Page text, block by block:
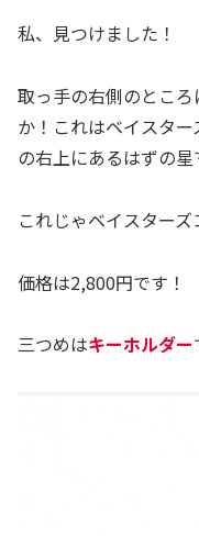
私、見つけました！
取っ手の右側のとこ
か！これはベイスタ
の右上にあるはずの
これじゃベイスター
価格は2,800円です！
三つめはキーホルダー